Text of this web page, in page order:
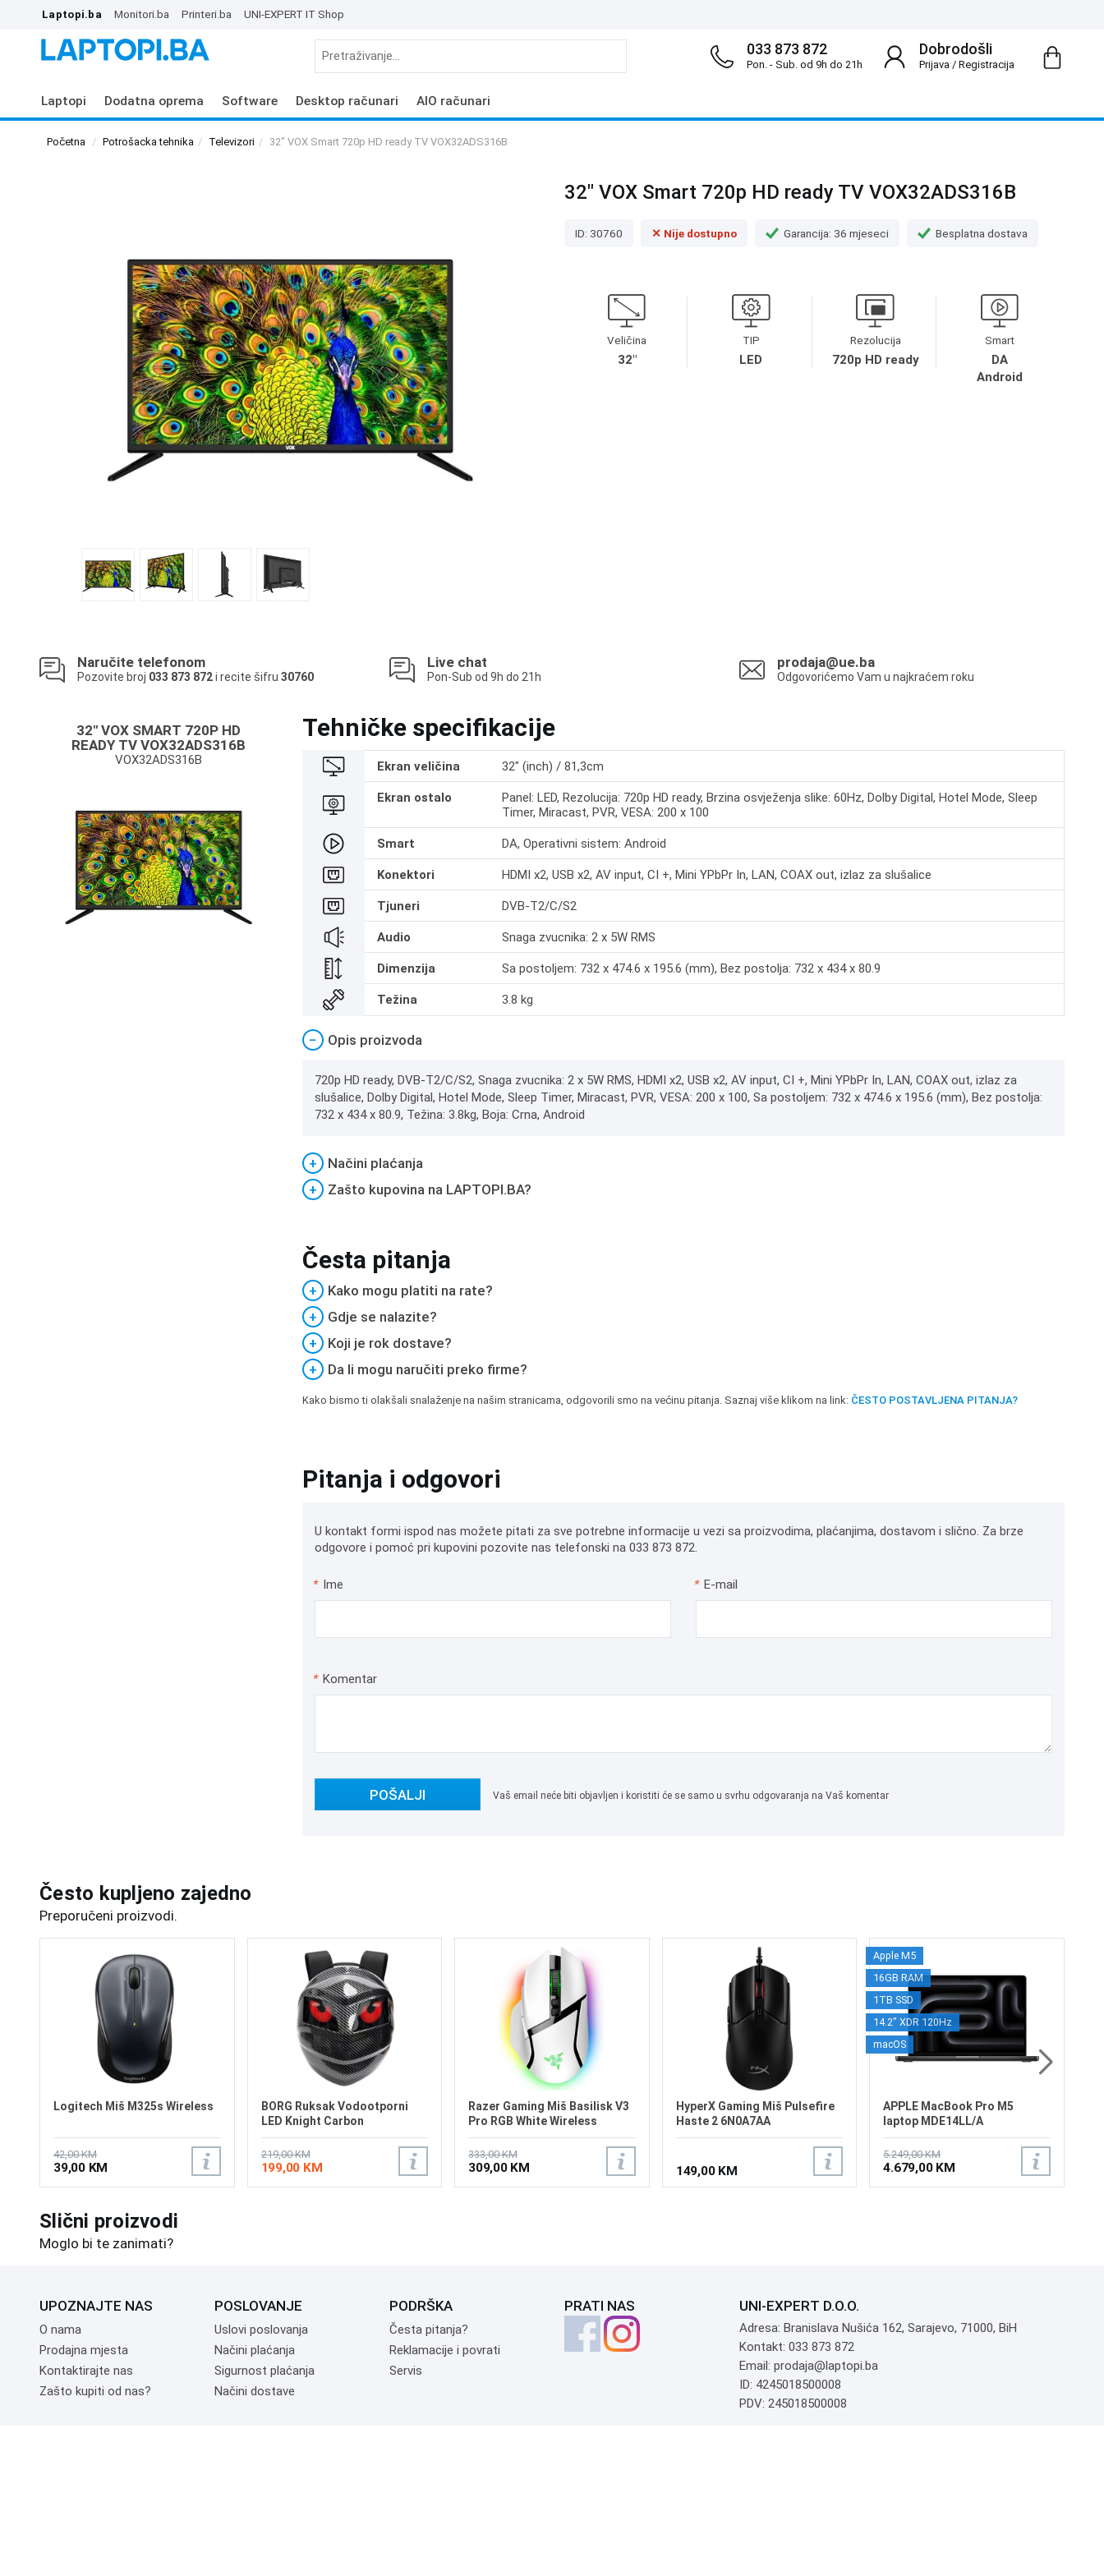
Laptopi.ba Monitori.ba Printeri.ba UNI-EXPERT IT Shop
Dobrodošli
Prijava/ Registracija
033 873 872
Pon. - Sub. od 9h do 21h
Laptopi Dodatna oprema Software Desktop računari AIO računari
Početna Potrošacka tehnika Televizori 32" VOX Smart 720p HD ready TV VOX32ADS316B
32" VOX Smart 720p HD ready TV VOX32ADS316B
ID: 30760 ✕ Nije dostupno Garancija: 36 mjeseci Besplatna dostava
Veličina
32"
TIP
LED
Rezolucija
720p HD ready
Smart
DA
Android
Naručite telefonom
Pozovite broj 033 873 872i recite šifru 30760
Live chat
Pon-Sub od 9h do 21h
prodaja@ue.ba
Odgovorićemo Vam u najkraćem roku
32" VOX SMART 720P HD
READY TV VOX32ADS316B
VOX32ADS316B
Tehničke specifikacije
Ekran veličina 32" (inch) / 81,3cm
Ekran ostalo
Panel: LED, Rezolucija: 720p HD ready, Brzina osvježenja slike: 60Hz, Dolby Digital, Hotel Mode, Sleep
Timer, Miracast, PVR, VESA: 200 x 100
Smart DA, Operativni sistem: Android
Konektori HDMI x2, USB x2, AV input, CI +, Mini YPbPr In, LAN, COAX out, izlaz za slušalice
Tjuneri DVB-T2/C/S2
Audio Snaga zvucnika: 2 x 5W RMS
Dimenzija Sa postoljem: 732 x 474.6 x 195.6 (mm), Bez postolja: 732 x 434 x 80.9
Težina 3.8 kg
− Opis proizvoda
720p HD ready, DVB-T2/C/S2, Snaga zvucnika: 2 x 5W RMS, HDMI x2, USB x2, AV input, CI +, Mini YPbPr In, LAN, COAX out, izlaz za
slušalice, Dolby Digital, Hotel Mode, Sleep Timer, Miracast, PVR, VESA: 200 x 100, Sa postoljem: 732 x 474.6 x 195.6 (mm), Bez postolja:
732 x 434 x 80.9, Težina: 3.8kg, Boja: Crna, Android
+
Načini plaćanja
+
Zašto kupovina na LAPTOPI.BA?
Česta pitanja
+
Kako mogu platiti na rate?
+
Gdje se nalazite?
+
Koji je rok dostave?
+
Da li mogu naručiti preko firme?
Kako bismo ti olakšali snalaženje na našim stranicama, odgovorili smo na većinu pitanja. Saznaj više klikom na link: ČESTO POSTAVLJENA PITANJA?
Pitanja i odgovori
U kontakt formi ispod nas možete pitati za sve potrebne informacije u vezi sa proizvodima, plaćanjima, dostavom i slično. Za brze
odgovore i pomoć pri kupovini pozovite nas telefonski na 033 873 872.
* Ime * E-mail
* Komentar
POŠALJI Vaš email neće biti objavljen i koristiti će se samo u svrhu odgovaranja na Vaš komentar
Često kupljeno zajedno
Preporučeni proizvodi.
Logitech Miš M325s Wireless
42,00 KM
39,00 KM
BORG Ruksak Vodootporni
LED Knight Carbon
219,00 KM
199,00 KM
Razer Gaming Miš Basilisk V3
Pro RGB White Wireless
333,00 KM
309,00 KM
HyperX Gaming Miš Pulsefire
Haste 2 6N0A7AA
149,00 KM
Apple M5
16GB RAM
1TB SSD
14.2" XDR 120Hz
macOS
APPLE MacBook Pro M5
laptop MDE14LL/A
5.249,00 KM
4.679,00 KM
Slični proizvodi
Moglo bi te zanimati?
UPOZNAJTE NAS
O nama
Prodajna mjesta
Kontaktirajte nas
Zašto kupiti od nas?
POSLOVANJE
Uslovi poslovanja
Načini plaćanja
Sigurnost plaćanja
Načini dostave
PODRŠKA
Česta pitanja?
Reklamacije i povrati
Servis
PRATI NAS UNI-EXPERT D.O.O.
Adresa: Branislava Nušića 162, Sarajevo, 71000, BiH
Kontakt: 033 873 872
Email: prodaja@laptopi.ba
ID: 4245018500008
PDV: 245018500008